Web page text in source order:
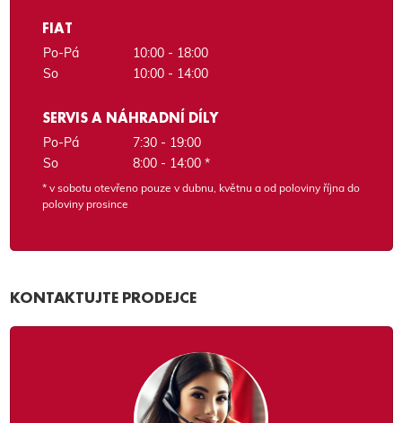
FIAT
Po-Pá
10:00 - 18:00
So
10:00 - 14:00
SERVIS A NÁHRADNÍ DÍLY
Po-Pá
7:30 - 19:00
So
8:00 - 14:00 *
* v sobotu otevřeno pouze v dubnu, květnu a od poloviny října do
poloviny prosince
KONTAKTUJTE PRODEJCE